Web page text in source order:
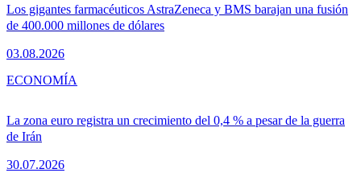
Los gigantes farmacéuticos AstraZeneca y BMS barajan una fusión
de 400.000 millones de dólares
03.08.2026
La zona euro registra un crecimiento del 0,4 % a pesar de la guerra
de Irán
30.07.2026
ECONOMÍA